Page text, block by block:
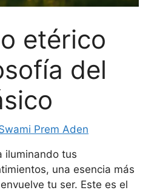
etérico
del
Prem Aden
iluminando tus
una esencia más
tu ser. Este es el